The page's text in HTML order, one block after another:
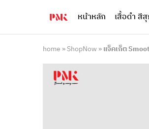
PMK
ผู้
ผลิต
สินค้า
สร้าง
แบรนด์
เสื้อ
ผู้
เสื้อ
โปโล
ยูนิฟอร์ม
บริษัท
มาตรฐาน
ISO9001
หน้าหลัก เสื้อดำ สี
home »ShopNow »แจ็คเก็ต